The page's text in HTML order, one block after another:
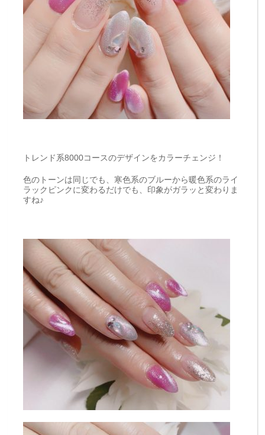
トレンド系8000コースのデザインをカラーチェンジ！
色のトーンは同じでも、寒色系のブルーから暖色系のライ
ラックピンクに変わるだけでも、印象がガラッと変わりま
すね♪